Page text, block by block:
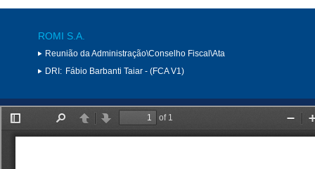
ROMI S.A.
Reunião da Administração\Conselho Fiscal\Ata
DRI: Fábio Barbanti Taiar - (FCA V1)